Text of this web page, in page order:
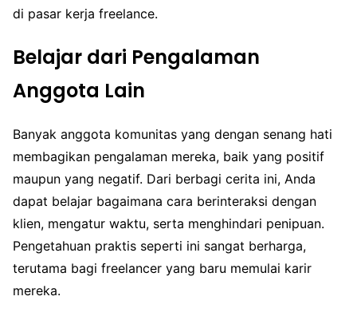
di pasar kerja freelance.
Belajar dari Pengalaman
Anggota Lain
Banyak anggota komunitas yang dengan senang hati
membagikan pengalaman mereka, baik yang positif
maupun yang negatif. Dari berbagi cerita ini, Anda
dapat belajar bagaimana cara berinteraksi dengan
klien, mengatur waktu, serta menghindari penipuan.
Pengetahuan praktis seperti ini sangat berharga,
terutama bagi freelancer yang baru memulai karir
mereka.